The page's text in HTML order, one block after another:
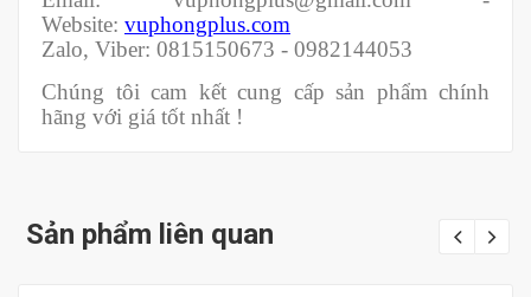
Website: vuphongplus.com
Zalo, Viber: 0815150673 - 0982144053
Chúng tôi cam kết cung cấp sản phẩm chính
hãng với giá tốt nhất !
Sản phẩm liên quan